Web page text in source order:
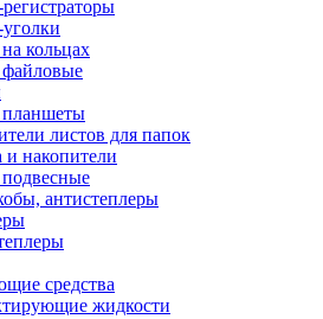
кольцах
листов для папок
и накопители
антистеплеры
средства
жидкости